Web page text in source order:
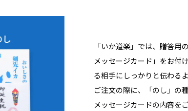
「いか道楽」では、贈答用
メッセージカード」をお付
る相手にしっかりと伝わる
ご注文の際に、「のし」の
メッセージカードの内容を